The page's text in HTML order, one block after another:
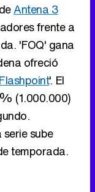
Antena 3
frente a
'FOQ' gana
ofreció
Flashpoint'. El
(1.000.000)
sube
temporada.